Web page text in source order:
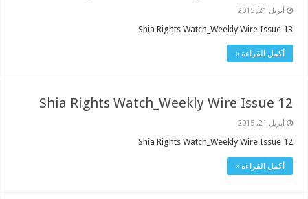
أبريل 21, 2015
Shia Rights Watch_Weekly Wire Issue 13
أكمل القراءة »
Shia Rights Watch_Weekly Wire Issue 12
أبريل 21, 2015
Shia Rights Watch_Weekly Wire Issue 12
أكمل القراءة »